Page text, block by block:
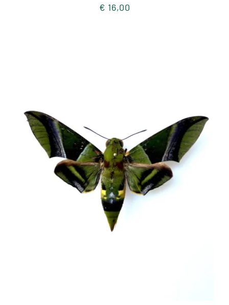
€ 16,00